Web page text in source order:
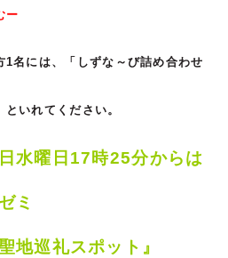
1名には、「しずな～び詰め合わせ
いれてください。
曜日17時25分からは
ミ
地巡礼スポット』